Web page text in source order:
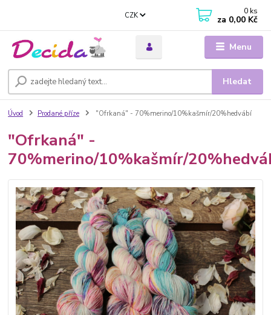
Menu
CZK
Hledat
0 ks
za 0,00 Kč
Úvod Prodané příze "Ofrkaná" - 70%merino/10%kašmír/20%hedvábí
"Ofrkaná" -
70%merino/10%kašmír/